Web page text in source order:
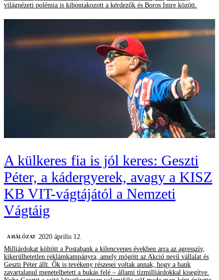
világnézeti polémia is kibontakozott a kérdezők és Boros Imre között.
A külkeres fia is jól keres: Geszti
Péter, a kádergyerek, avagy a KISZ
KB VIT-vágtájától a Nemzeti
Vágtáig
A HÁLÓZAT 2020 április 12.
Milliárdokat költött a Postabank a kilencvenes években arra az agresszív,
kikerülhetetlen reklámkampányra, amely mögött az Akció nevű vállalat és
Geszti Péter állt. Ők is tevékeny részesei voltak annak, hogy a bank
zavartalanul menetelhetett a bukás felé – állami tízmilliárdokkal kisegítve.